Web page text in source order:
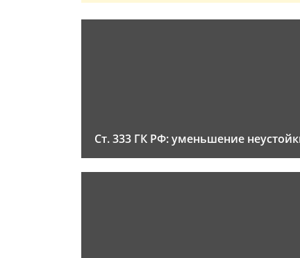
Ст. 333 ГК РФ: уменьшение